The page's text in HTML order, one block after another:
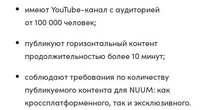
имеют YouTube-канал с аудиторией
от 100 000 человек;
публикуют горизонтальный контент
продолжительностью более 10 минут;
соблюдают требования по количеству
публикуемого контента для NUUM: как
кроссплатформенного, так и эксклюзивного.